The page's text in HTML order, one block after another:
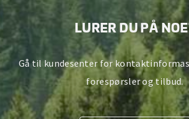
LURER DU PÅ
Gå til kundesenter for
forespørsler og tilbud.